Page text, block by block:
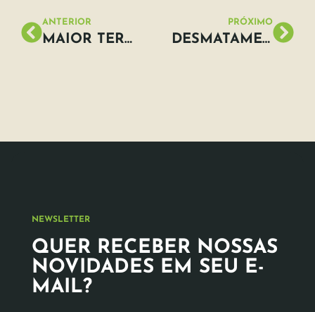
ANTERIOR
MAIOR TERMELÉTRICA COM COMBUSTÍVEL RENOVÁVEL É INAUGURADA EM SÃO PAULO
PRÓXIMO
DESMATAMENTO É O MAIOR EM 4 ANOS
NEWSLETTER
QUER RECEBER NOSSAS
NOVIDADES EM SEU E-
MAIL?